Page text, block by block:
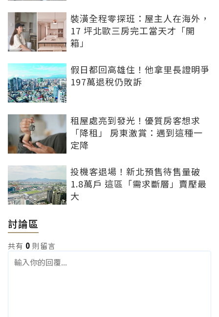
裝潢全程零探班：屋主人在海外，
17 坪北歐三房完工當天才「開
箱」
假日都回高雄住！他拿里長證明爭
197萬退稅仍敗訴
租屋處亮到發光！優質房客想求
「降租」 房東激賞：遇到這種一
定降
投機客退場！新北預售待售量破
1.8萬戶 這區「需求斷層」賣壓最
大
討論區
共有 0 則留言